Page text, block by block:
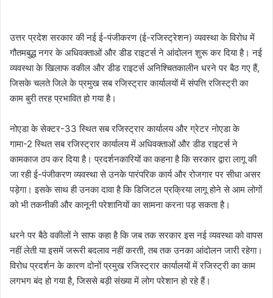
उत्तर प्रदेश सरकार की नई ई-पंजीकरण (ई-रजिस्ट्रेशन) व्यवस्था के विरोध में
गौतमबुद्ध नगर के अधिवक्ताओं और डीड राइटर्स ने आंदोलन शुरू कर दिया है। नई
व्यवस्था के खिलाफ वकील और डीड राइटर्स अनिश्चितकालीन धरने पर बैठ गए हैं,
जिसके चलते जिले के प्रमुख सब रजिस्ट्रार कार्यालयों में संपत्ति रजिस्ट्री का
काम बुरी तरह प्रभावित हो गया है।
नोएडा के सेक्टर-33 स्थित सब रजिस्ट्रार कार्यालय और ग्रेटर नोएडा के
गामा-2 स्थित सब रजिस्ट्रार कार्यालय में अधिवक्ताओं और डीड राइटर्स ने
कामकाज ठप कर दिया है। प्रदर्शनकारियों का कहना है कि सरकार द्वारा लागू की
जा रही ई-पंजीकरण व्यवस्था से उनके पारंपरिक कार्य और रोजगार पर सीधा असर
पड़ेगा। इसके साथ ही उनका दावा है कि डिजिटल प्रक्रिया लागू होने से आम लोगों
को भी तकनीकी और कानूनी परेशानियों का सामना करना पड़ सकता है।
धरने पर बैठे वकीलों ने साफ कहा है कि जब तक सरकार इस नई व्यवस्था को वापस
नहीं लेती या इसमें जरूरी बदलाव नहीं करती, तब तक उनका आंदोलन जारी रहेगा।
विरोध प्रदर्शन के कारण दोनों प्रमुख रजिस्ट्रार कार्यालयों में रजिस्ट्री का काम
लगभग बंद हो गया है, जिससे बड़ी संख्या में लोग परेशान हो रहे हैं।